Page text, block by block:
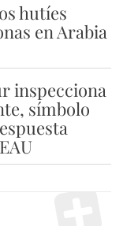
hutíes
en Arabia
inspecciona
símbolo